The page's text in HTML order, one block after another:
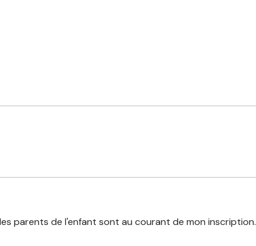
parents de l'enfant sont au courant de mon inscription.